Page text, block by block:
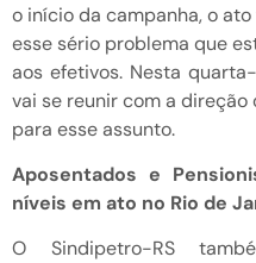
o início da campanha, o
esse sério problema que
aos efetivos. Nesta
vai se reunir com a
para esse assunto.
Aposentados e
níveis em ato no Rio de
O Sindipetro-RS